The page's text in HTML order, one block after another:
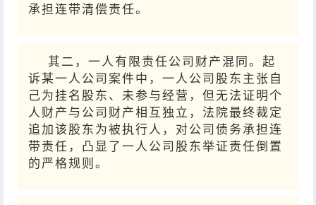
承担连带清偿责任。
其二，一人有限责任公司财产混同。起
诉某一人公司案件中，一人公司股东主张自
己为挂名股东、未参与经营，但无法证明个
人财产与公司财产相互独立，法院最终裁定
追加该股东为被执行人，对公司债务承担连
带责任，凸显了一人公司股东举证责任倒置
的严格规则。